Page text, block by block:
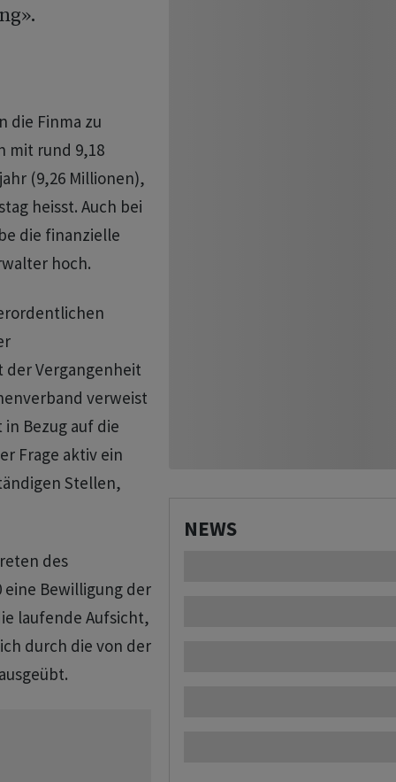
die Finma zu
mit rund 9,18
(9,26 Millionen),
heisst. Auch bei
die finanzielle
hoch.
der Vergangenheit
verweist
Bezug auf die
Frage aktiv ein
Stellen,
des
eine Bewilligung der
laufende Aufsicht,
durch die von der
NEWS